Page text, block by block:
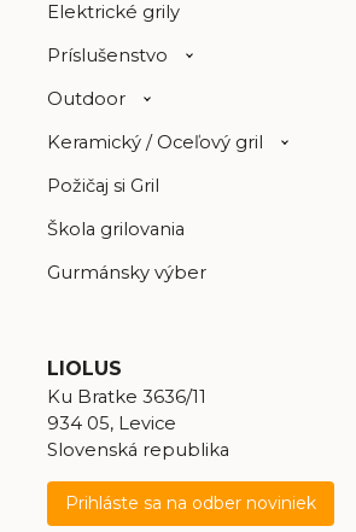
Elektrické grily
Príslušenstvo
Outdoor
Keramický / Oceľový gril
Požičaj si Gril
Škola grilovania
Gurmánsky výber
LIOLUS
Ku Bratke 3636/11
934 05, Levice
Slovenská republika
Prihláste sa na odber noviniek